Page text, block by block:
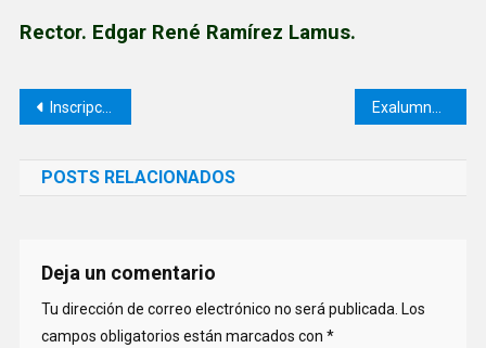
Rector. Edgar René Ramírez Lamus.
Navegación
entradas
Inscripciones Abiertas para Cupos Escolares 2025
POSTS RELACIONADOS
Deja un comentario
Tu dirección de correo electrónico no será publicada. Los
campos obligatorios están marcados con *